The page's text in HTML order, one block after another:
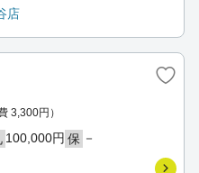
店
3,300円）
100,000円 保 －